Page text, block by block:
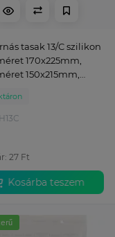
tasak 13/C szilikon
170x225mm,
150x215mm,
27 Ft
Kosárba teszem